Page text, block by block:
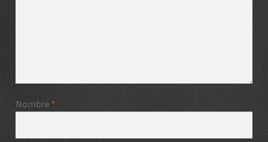
Nombre *